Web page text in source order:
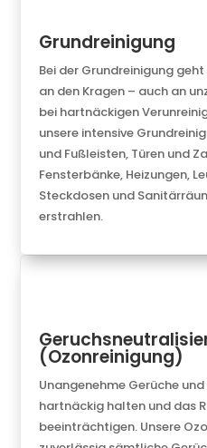
Grundreinigung
Bei der Grundreinigung
an den Kragen – auch an
bei hartnäckigen
unsere intensive
und Fußleisten, Türen und
Fensterbänke, Heizungen,
Steckdosen und
erstrahlen.
(Ozonreinigung)
Unangenehme Gerüche
hartnäckig halten und das
beeinträchtigen. Unsere